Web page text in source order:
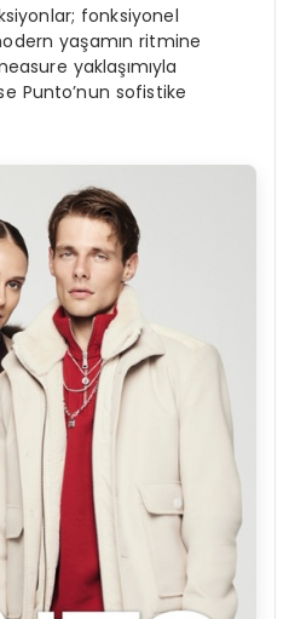
fonksiyonel
yaşamın ritmine
yaklaşımıyla
Punto’nun sofistike